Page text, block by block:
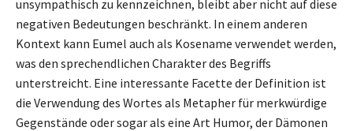
unsympathisch zu kennzeichnen, bleibt aber nicht auf diese
negativen Bedeutungen beschränkt. In einem anderen
Kontext kann Eumel auch als Kosename verwendet werden,
was den sprechendlichen Charakter des Begriffs
unterstreicht. Eine interessante Facette der Definition ist
die Verwendung des Wortes als Metapher für merkwürdige
Gegenstände oder sogar als eine Art Humor, der Dämonen